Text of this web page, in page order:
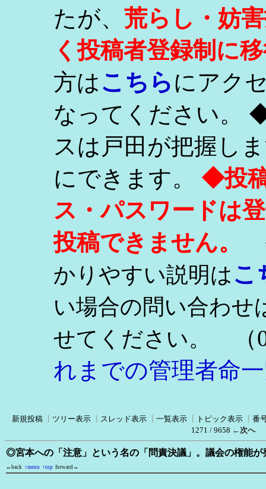
たが、 荒らし・妨
く投稿者登録制に
方はこちらにアク
なってください。
スは戸田が把握し
にできます。 ◆投
ス・パスワードは
投稿できません。
かりやすい説明はこ
い場合の問い合わせ
せてください。
（
れまでの管理者命
新規投稿 ツリー表示 スレッド表示 一覧表示 トピック表示
番
1271 / 9658 ←次へ
◎宮本への「注意」という名の「問責決議」。議会の権能が
←back ↑menu ↑top forward→